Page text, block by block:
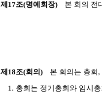
제17조(명예회장) 본 회의 전
제18조(회의) 본 회의는 총회
1. 총회는 정기총회와 임시